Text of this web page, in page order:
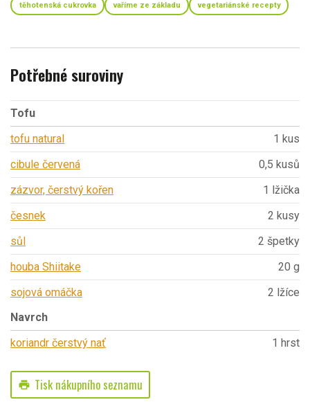
těhotenská cukrovka vaříme ze základu vegetariánské recepty
Potřebné suroviny
Tofu
tofu natural
1 kus
cibule červená
0,5 kusů
zázvor, čerstvý kořen
1 lžička
česnek
2 kusy
sůl
2 špetky
houba Shiitake
20 g
sojová omáčka
2 lžíce
Navrch
koriandr čerstvý nať
1 hrst
print Tisk nákupního seznamu